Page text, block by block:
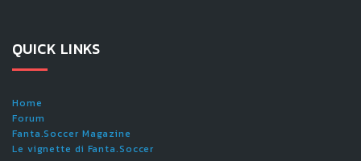
QUICK LINKS
Home
Forum
Fanta.Soccer Magazine
Le vignette di Fanta.Soccer